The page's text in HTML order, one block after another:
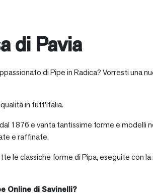
di Pavia
di Pipe in Radica? Vorresti una
in tutt’Italia.
1876 e vanta tantissime forme e modelli
e raffinate.
le classiche forme di Pipa, eseguite con
Online di Savinelli?